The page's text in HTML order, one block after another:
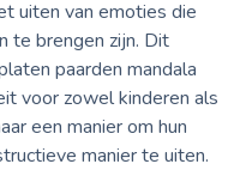
uiten van emoties die
te brengen zijn. Dit
paarden mandala
voor zowel kinderen als
een manier om hun
manier te uiten.